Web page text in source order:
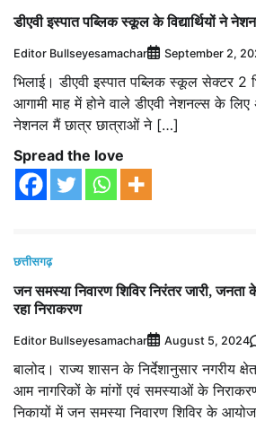
डीएवी इस्पात पब्लिक स्कूल के विद्यार्थियों ने
Editor Bullseyesamachar September 2,
भिलाई। डीएवी इस्पात पब्लिक स्कूल सेक्टर 2
आगामी माह में होने वाले डीएवी नेशनल्स के
नेशनल मैं छात्र छात्राओं ने […]
Spread the love
छत्तीसगढ़
जन समस्या निवारण शिविर निरंतर जारी,
रहा निराकरण
Editor Bullseyesamachar August 5, 2024
बालोद। राज्य शासन के निर्देशानुसार नगरीय
आम नागरिकों के मांगों एवं समस्याओं के
निकायों में जन समस्या निवारण शिविर के